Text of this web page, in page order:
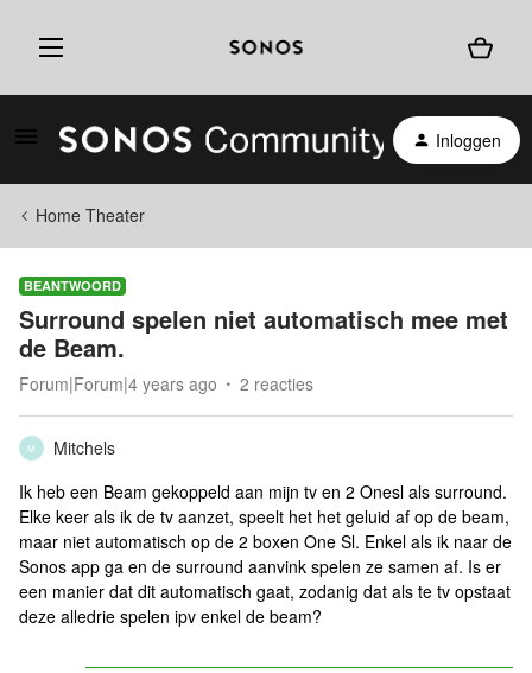
Inloggen
Home Theater
BEANTWOORD
Surround spelen niet automatisch mee met
de Beam.
Forum|Forum|4 years ago 2 reacties
M
Mitchels
Ik heb een Beam gekoppeld aan mijn tv en 2 Onesl als surround.
Elke keer als ik de tv aanzet, speelt het het geluid af op de beam,
maar niet automatisch op de 2 boxen One Sl. Enkel als ik naar de
Sonos app ga en de surround aanvink spelen ze samen af. Is er
een manier dat dit automatisch gaat, zodanig dat als te tv opstaat
deze alledrie spelen ipv enkel de beam?